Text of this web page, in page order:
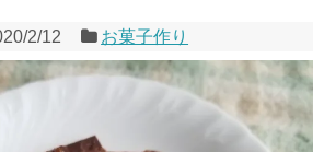
2/12 お菓子作り